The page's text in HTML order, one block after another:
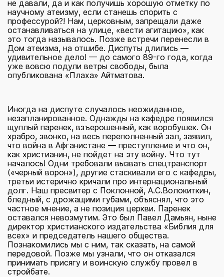
не давали, да и как получишь хорошую отметку по
научному атеизму, если станешь спорить с
профессурой?! Нам, церковным, запрещали даже
останавливаться на улице, «вести агитацию», как
это тогда называлось. Позже встречи перенесли в
Дом атеизма, на отшибе. Диспуты длились —
удивительное дело! — до самого 89-го года, когда
уже вовсю подули ветры свободы, была
опубликована «Плаха» Айтматова.
Иногда на диспуте случалось неожиданное,
незапланированное. Однажды на кафедре появился
щуплый паренек, взъерошенный, как воробушек. Он
храбро, звонко, на весь переполненный зал, заявил,
что война в Афганистане — преступление и что он,
как христианин, не пойдет на эту войну. Что тут
началось! Одни требовали вызвать спецтранспорт
(«черный ворон»), другие стаскивали его с кафедры,
третьи истерично кричали про интернациональный
долг. Наш пресвитер с Поклонной, А.С.Волокиткин,
бледный, с дрожащими губами, объяснял, что это
частное мнение, а не позиция церкви. Паренек
оставался невозмутим. Это был Павел Дамьян, ныне
директор христианского издательства «Библия для
всех» и председатель нашего общества.
Познакомились мы с ним, так сказать, на самой
передовой. Позже мы узнали, что он отказался
принимать присягу и воинскую службу провел в
стройбате.